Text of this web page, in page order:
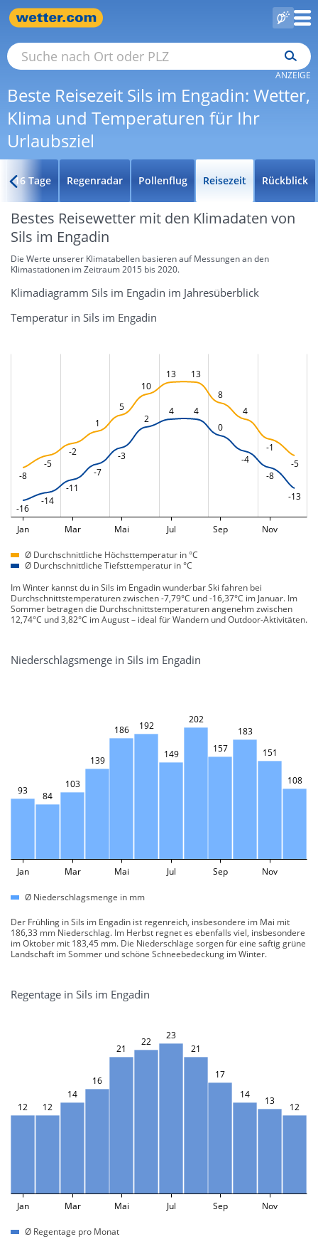
Beste Reisezeit Sils im Engadin: Wetter,
Klima und Temperaturen für Ihr
Urlaubsziel
ANZEIGE
16 Tage Regenradar Pollenflug Reisezeit Rückblick
Bestes Reisewetter mit den Klimadaten von
Sils im Engadin
Die Werte unserer Klimatabellen basieren auf Messungen an den
Klimastationen im Zeitraum 2015 bis 2020.
Klimadiagramm Sils im Engadin im Jahresüberblick
Temperatur in Sils im Engadin
-8
-5
-2
1
5
10
13
13
8
4
-1
-5
-16
-14
-11
-7
-3
2
4
4
0
-4
-8
-13
Jan Mar Mai Jul Sep Nov
Ø Durchschnittliche Höchsttemperatur in °C
Ø Durchschnittliche Tiefsttemperatur in °C
Im Winter kannst du in Sils im Engadin wunderbar Ski fahren bei
Durchschnittstemperaturen zwischen -7,79°C und -16,37°C im Januar. Im
Sommer betragen die Durchschnittstemperaturen angenehm zwischen
12,74°C und 3,82°C im August – ideal für Wandern und Outdoor-Aktivitäten.
Niederschlagsmenge in Sils im Engadin
93 84
103
139
186 192
149
202
157
183
151
108
Jan Mar Mai Jul Sep Nov
Ø Niederschlagsmenge in mm
Der Frühling in Sils im Engadin ist regenreich, insbesondere im Mai mit
186,33 mm Niederschlag. Im Herbst regnet es ebenfalls viel, insbesondere
im Oktober mit 183,45 mm. Die Niederschläge sorgen für eine saftig grüne
Landschaft im Sommer und schöne Schneebedeckung im Winter.
Regentage in Sils im Engadin
12 12
14
16
21
22
23
21
17
14
13
12
Jan Mar Mai Jul Sep Nov
Ø Regentage pro Monat